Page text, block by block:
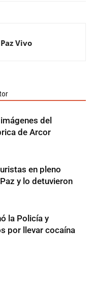
Vivo
del
de Arcor
en pleno
y lo detuvieron
la Policía y
por llevar cocaína